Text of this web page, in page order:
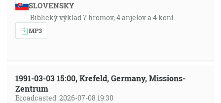
SLOVENSKY
Biblický výklad 7 hromov, 4 anjelov a 4 koní.
MP3
1991-03-03 15:00, Krefeld, Germany, Missions-
Zentrum
Broadcasted: 2026-07-08 19:30